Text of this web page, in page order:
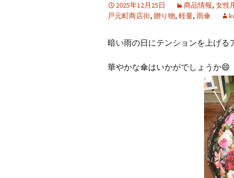
2025年12月25日 商品情報, 女性
戸元町商店街, 贈り物, 軽量, 雨傘
暗い雨の日にテンションを上げる
華やかな傘はいかがでしょうか😄